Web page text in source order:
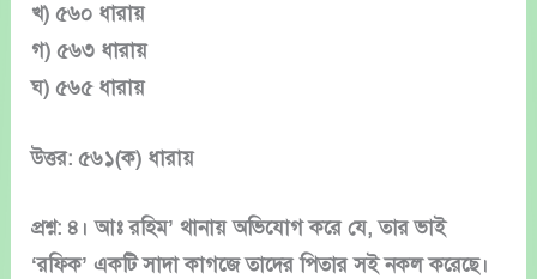
খ) ৫৬০ ধারায়
গ) ৫৬৩ ধারায়
ঘ) ৫৬৫ ধারায়
উত্তর: ৫৬১(ক) ধারায়
প্রশ্ন: ৪। আঃ রহিম’ থানায় অভিযোগ করে যে, তার ভাই
‘রফিক’ একটি সাদা কাগজে তাদের পিতার সই নকল করেছে।